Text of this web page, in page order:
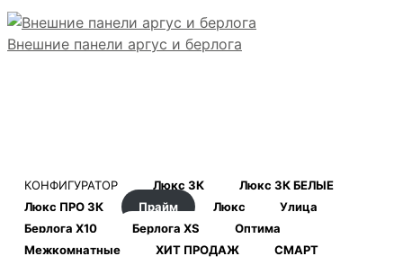
Внешние панели аргус и берлога
КОНФИГУРАТОР Люкс 3К
Люкс 3К БЕЛЫЕ
Люкс ПРО 3К
Прайм Люкс
Улица
Берлога Х10
Берлога XS
Оптима
Межкомнатные
ХИТ ПРОДАЖ
СМАРТ